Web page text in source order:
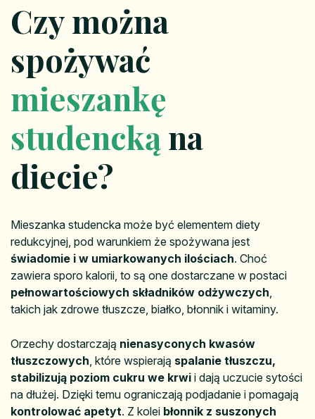
Czy można
spożywać
mieszankę
studencką na
diecie?
Mieszanka studencka może być elementem diety
redukcyjnej, pod warunkiem że spożywana jest
świadomie i w umiarkowanych ilościach. Choć
zawiera sporo kalorii, to są one dostarczane w postaci
pełnowartościowych składników odżywczych
takich jak zdrowe tłuszcze, białko, błonnik i witaminy.
Orzechy dostarczają nienasyconych kwasów
tłuszczowych , które wspierają spalanie tłuszczu,
stabilizują poziom cukru we krwi i dają uczucie sytości
na dłużej. Dzięki temu ograniczają podjadanie i pomagają
kontrolować apetyt. Z kolei błonnik z suszonych